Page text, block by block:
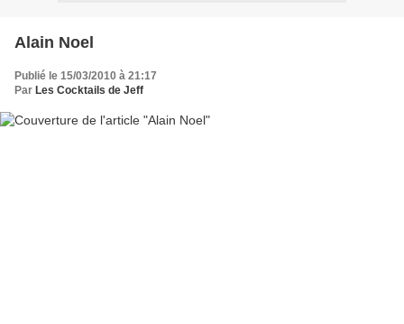
Alain Noel
Publié le 15/03/2010 à 21:17
Par Les Cocktails de Jeff